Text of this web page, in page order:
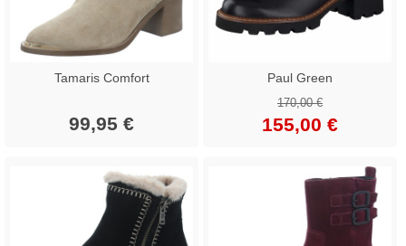
Tamaris Comfort
99,95 €
Paul Green
170,00 €
155,00 €